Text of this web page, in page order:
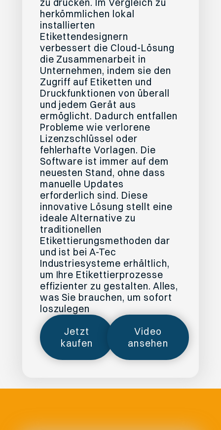
zu drucken. Im Vergleich zu
herkömmlichen lokal
installierten
Etikettendesignern
verbessert die Cloud-Lösung
die Zusammenarbeit in
Unternehmen, indem sie den
Zugriff auf Etiketten und
Druckfunktionen von überall
und jedem Gerät aus
ermöglicht. Dadurch entfallen
Probleme wie verlorene
Lizenzschlüssel oder
fehlerhafte Vorlagen. Die
Software ist immer auf dem
neuesten Stand, ohne dass
manuelle Updates
erforderlich sind. Diese
innovative Lösung stellt eine
ideale Alternative zu
traditionellen
Etikettierungsmethoden dar
und ist bei A-Tec
Industriesysteme erhältlich,
um Ihre Etikettierprozesse
effizienter zu gestalten. Alles,
was Sie brauchen, um sofort
loszulegen
Jetzt
kaufen
Video
ansehen